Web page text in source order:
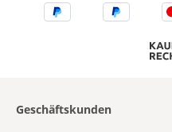
Geschäftskunden